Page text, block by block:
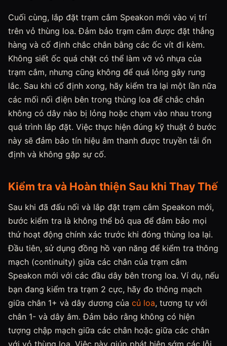
Cuối cùng, lắp đặt trạm cắm Speakon mới vào vị trí
trên vỏ thùng loa. Đảm bảo trạm cắm được đặt thẳng
hàng và cố định chắc chắn bằng các ốc vít đi kèm.
Không siết ốc quá chặt có thể làm vỡ vỏ nhựa của
trạm cắm, nhưng cũng không để quá lỏng gây rung
lắc. Sau khi cố định xong, hãy kiểm tra lại một lần nữa
các mối nối điện bên trong thùng loa để chắc chắn
không có dây nào bị lỏng hoặc chạm vào nhau trong
quá trình lắp đặt. Việc thực hiện đúng kỹ thuật ở bước
này sẽ đảm bảo tín hiệu âm thanh được truyền tải ổn
định và không gặp sự cố.
Kiểm tra và Hoàn thiện Sau khi Thay Thế
Sau khi đã đấu nối và lắp đặt trạm cắm Speakon mới,
bước kiểm tra là không thể bỏ qua để đảm bảo mọi
thứ hoạt động chính xác trước khi đóng thùng loa lại.
Đầu tiên, sử dụng đồng hồ vạn năng để kiểm tra thông
mạch (continuity) giữa các chân của trạm cắm
Speakon mới với các đầu dây bên trong loa. Ví dụ, nếu
bạn đang kiểm tra trạm 2 cực, hãy đo thông mạch
giữa chân 1+ và dây dương của củ loa, tương tự với
chân 1- và dây âm. Đảm bảo rằng không có hiện
tượng chập mạch giữa các chân hoặc giữa các chân
với vỏ thùng loa. Việc này giúp phát hiện sớm các lỗi